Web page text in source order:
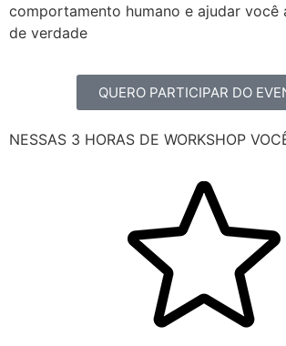
comportamento humano e ajudar você
de verdade
QUERO PARTICIPAR DO
NESSAS 3 HORAS DE WORKSHOP